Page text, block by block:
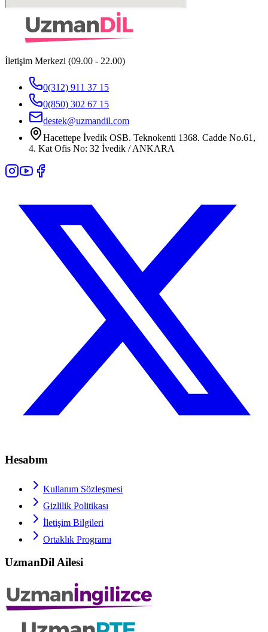
İletişim Merkezi (09.00 - 22.00)
0(312) 911 37 15
0(850) 302 67 15
destek@uzmandil.com
Hacettepe İvedik OSB. Teknokenti 1368. Cadde No.61,
4. Kat Ofis No: 32 İvedik / ANKARA
Hesabım
Kullanım Sözleşmesi
Gizlilik Politikası
İletişim Bilgileri
Ortaklık Programı
UzmanDil Ailesi